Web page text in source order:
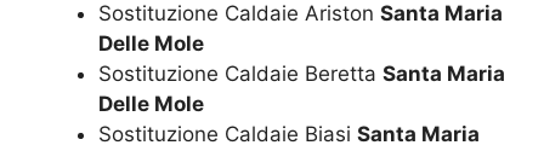
Sostituzione Caldaie Ariston Santa Maria
Delle Mole
Sostituzione Caldaie Beretta Santa Maria
Delle Mole
Sostituzione Caldaie Biasi Santa Maria